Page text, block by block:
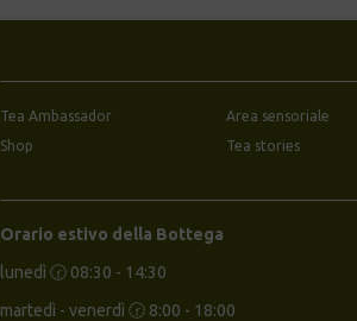
Tea Ambassador
Shop
Area sensoriale
Tea stories
Orario estivo della Bottega
lunedì 🕝 08:30 - 14:30
martedì - venerdì 🕝 8:00 - 18:00